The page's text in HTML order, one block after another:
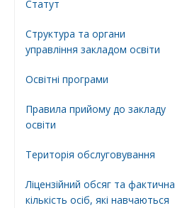
Статут
Структура та органи
управління закладом освіти
Освiтнi програми
Правила прийому до закладу
освіти
Територiя обслуговування
Ліцензійний обсяг та фактична
кількість осіб, які навчаються